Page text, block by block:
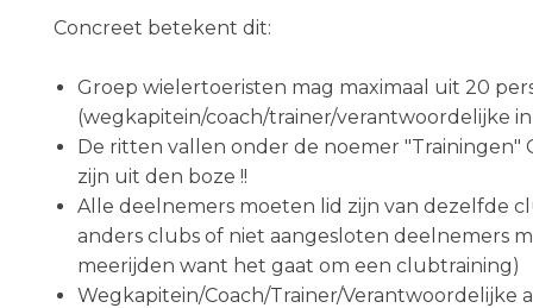
Concreet betekent dit:
Groep wielertoeristen mag maximaal uit 20
(wegkapitein/coach/trainer/verantwoordelijke
De ritten vallen onder de noemer "Trainingen"
zijn uit den boze !!
Alle deelnemers moeten lid zijn van dezelfde
anders clubs of niet aangesloten deelnemers
meerijden want het gaat om een clubtraining)
Wegkapitein/Coach/Trainer/Verantwoordelijke